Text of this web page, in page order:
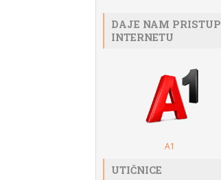
DAJE NAM PRISTUP
INTERNETU
A1
UTIČNICE